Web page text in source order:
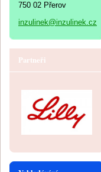
750 02 Přerov
inzulinek@inzulinek.cz
Partneři